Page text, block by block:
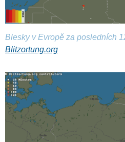
Blesky v Evropě za posledních
Blitzortung.org